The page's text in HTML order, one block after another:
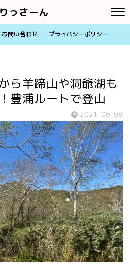
っさーん
お問い合わせ プライバシーポリシー
ら羊蹄山や洞爺湖も
豊浦ルートで登山
2021-06-08